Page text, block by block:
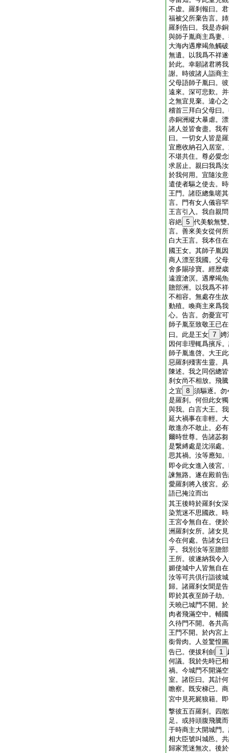
不虚。羅刹報曰。
福被父所棄告言。
羅刹告曰。我是赤
與師子胤商主爲妻
大海内遇摩竭魚觸
無遺。以我爲不祥
於此。幸願諸君將
謝。時彼諸人詣商
父母語師子胤曰。
遠來。深可悲歎。
之無宜見棄。違心
稽首三拜白父母曰
赤銅洲縱大暴虐。
諸人並皆食盡。我
曰。一切女人皆是
宜應收納召入居室
不堪共住。尊必愛
求居止。親曰我爲
於我何用。宜隨汝
遣使者驅之使去。
王門。諸臣總集嗟
言。門有女人儀容
王言引入。我自親
容絶 5 代美貌無雙
言。善來美女從何
白大王言。我本住
國王女。其師子胤
商人漂至我國。父
舍多賜珍寶。經歴
遠渡滄溟。遇摩竭
贍部洲。以我爲不
不相容。無處存生
動殖。喚商主來爲
心。告言。勿憂宜
師子胤至致敬王已
曰。此是王女 7 娉
因何非理輒爲擯斥
師子胤進啓。大王
惡羅刹殘害生靈。
陳述。我之同侶總
刹女尚不相放。飛
之宜 8 須驅逐。勿
是羅刹。何但此女
與我。白言大王。
延大禍事在非輕。
敢進亦不敢止。必
爾時世尊。告諸苾
是繋縛處是沈溺處
思其禍。汝等應知
即令此女進入後宮
諫無路。遂在殿前
愛羅刹將入後宮。
語已掩泣而出
其王後時於羅刹女
染荒迷不思國政。
王宮令無自在。便
洲羅刹女所。諸女
今在何處。告諸女
乎。我別汝等至贍
王所。彼遂納我令
媚使城中人皆無自
汝等可共倶行詣彼
歸。諸羅刹女聞是
即於其夜至師子劫
天曉已城門不開。
肉者飛滿空中。輔
久待門不開。各共
王門不開。於内宮
銜骨肉。人並驚惶
告已。便拔利劍
1
何議。我於先時已
禍。今城門不開滿
室。諸臣曰。其計
瞻察。既安梯已。
宮中見死屍狼籍。
撃彼五百羅刹。四
足。或持頭腹飛騰
于時商主大開城門
相大臣號叫城邑。
歸家荒迷無次。後